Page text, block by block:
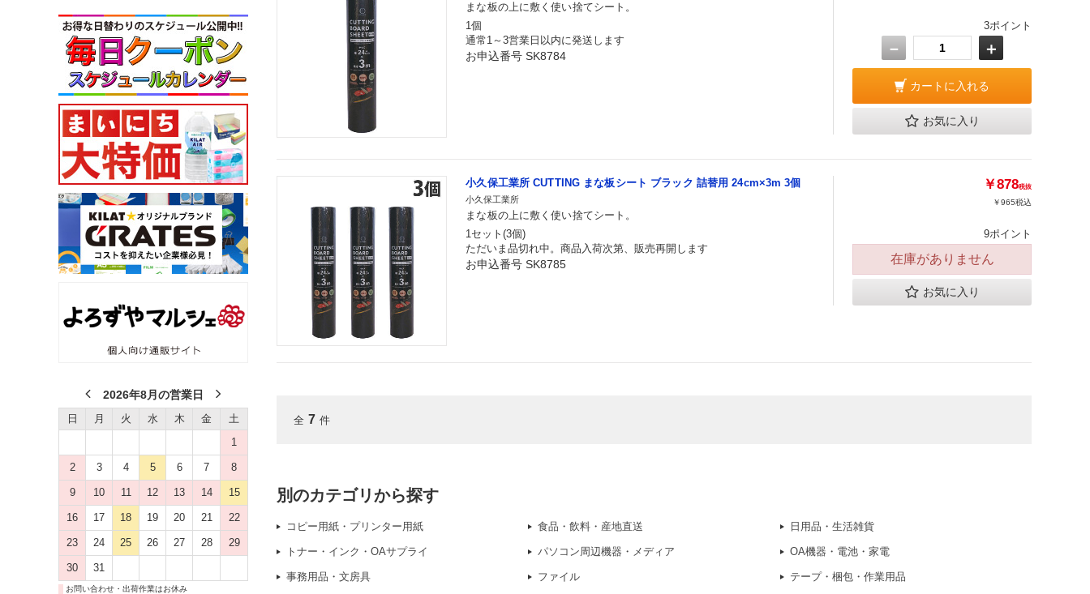
2026年8月の営業日
日 月 火 水 木 金
土
1
2 3 4 5 6 7 8
9 10 11 12 13 14 15
16 17 18 19 20 21 22
23 24 25 26 27 28 29
30 31
お問い合わせ・出荷作業はお休み
まな板の上に敷く使い捨てシート。
1個
通常1～3営業日以内に発送します
お申込番号 SK8784
3ポイント
－ ＋
カートに入れる
お気に入り
小久保工業所 CUTTING まな板シート ブラック 詰替用 24cm×3m 3個
小久保工業所
まな板の上に敷く使い捨てシート。
1セット(3個)
ただいま品切れ中。商品入荷次第、販売再開します
お申込番号 SK8785
￥878税抜
￥965税込
9ポイント
在庫がありません
お気に入り
全 7 件
別のカテゴリから探す
コピー用紙・プリンター用紙 食品・飲料・産地直送 日用品・生活雑貨
トナー・インク・OAサプライ パソコン周辺機器・メディア OA機器・電池・家電
事務用品・文房具 ファイル テープ・梱包・作業用品